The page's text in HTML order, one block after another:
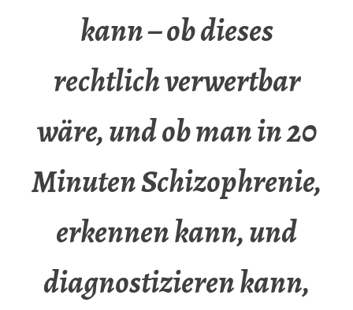
kann – ob dieses
rechtlich verwertbar
wäre, und ob man in 20
Minuten Schizophrenie,
erkennen kann, und
diagnostizieren kann,